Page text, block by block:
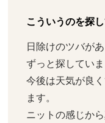
こういうのを探
日除けのツバが
ずっと探していま
今後は天気が良
ます。
ニットの感じか